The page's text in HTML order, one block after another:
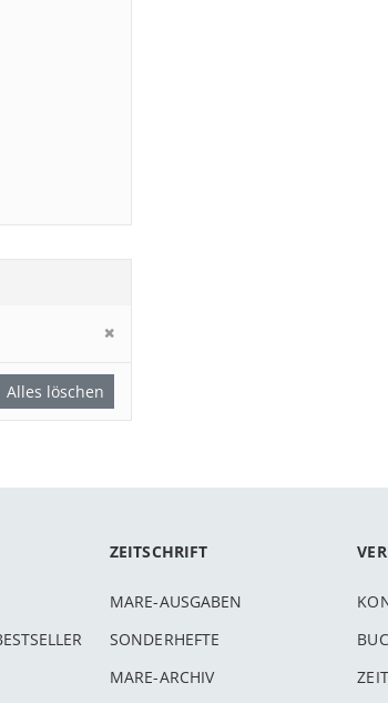
Diesen
Alles löschen
ZEITSCHRIFT
MARE-AUSGABEN
SONDERHEFTE
MARE-ARCHIV